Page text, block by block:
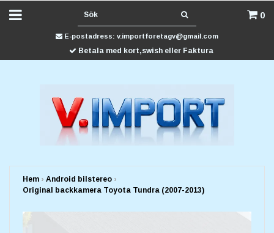
0
E-postadress: v.importforetagv@gmail.com
Betala med kort,swish eller Faktura
Hem › Android bilstereo ›
Original backkamera Toyota Tundra (2007-2013)